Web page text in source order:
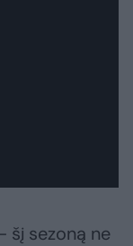
šį sezoną ne